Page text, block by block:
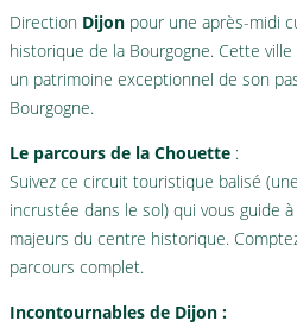
Direction Dijon pour une après-midi
historique de la Bourgogne. Cette ville
un patrimoine exceptionnel de son
Bourgogne.
Le parcours de la Chouette :
Suivez ce circuit touristique balisé
incrustée dans le sol) qui vous guide
majeurs du centre historique.
parcours complet.
Incontournables de Dijon :